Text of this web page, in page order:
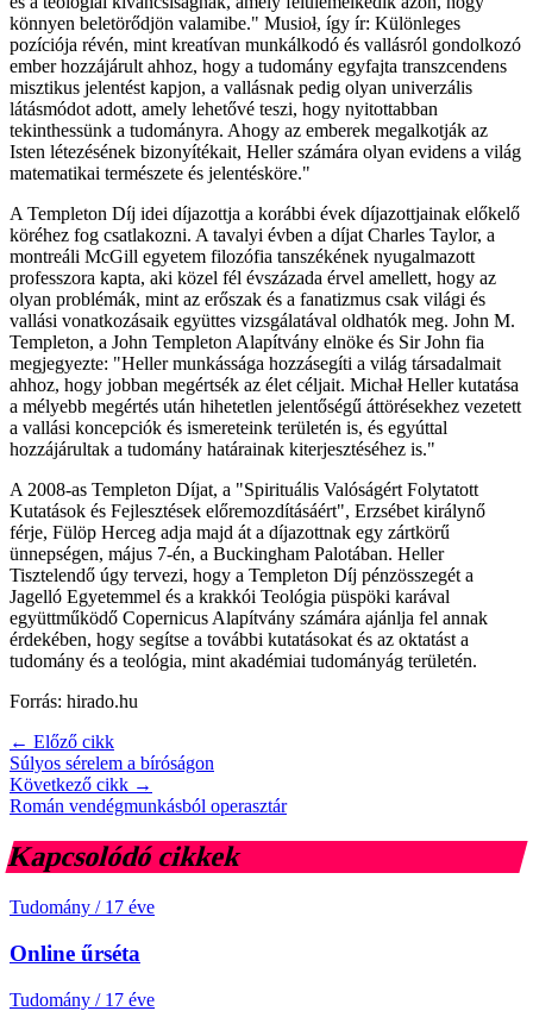
könnyen beletörődjön valamibe." Musioł, így ír: Különleges
pozíciója révén, mint kreatívan munkálkodó és vallásról gondolkozó
ember hozzájárult ahhoz, hogy a tudomány egyfajta transzcendens
misztikus jelentést kapjon, a vallásnak pedig olyan univerzális
látásmódot adott, amely lehetővé teszi, hogy nyitottabban
tekinthessünk a tudományra. Ahogy az emberek megalkotják az
Isten létezésének bizonyítékait, Heller számára olyan evidens a világ
matematikai természete és jelentésköre."
A Templeton Díj idei díjazottja a korábbi évek díjazottjainak előkelő
köréhez fog csatlakozni. A tavalyi évben a díjat Charles Taylor, a
montreáli McGill egyetem filozófia tanszékének nyugalmazott
professzora kapta, aki közel fél évszázada érvel amellett, hogy az
olyan problémák, mint az erőszak és a fanatizmus csak világi és
vallási vonatkozásaik együttes vizsgálatával oldhatók meg. John M.
Templeton, a John Templeton Alapítvány elnöke és Sir John fia
megjegyezte: "Heller munkássága hozzásegíti a világ társadalmait
ahhoz, hogy jobban megértsék az élet céljait. Michał Heller kutatása
a mélyebb megértés után hihetetlen jelentőségű áttörésekhez vezetett
a vallási koncepciók és ismereteink területén is, és egyúttal
hozzájárultak a tudomány határainak kiterjesztéséhez is."
A 2008-as Templeton Díjat, a "Spirituális Valóságért Folytatott
Kutatások és Fejlesztések előremozdításáért", Erzsébet királynő
férje, Fülöp Herceg adja majd át a díjazottnak egy zártkörű
ünnepségen, május 7-én, a Buckingham Palotában. Heller
Tisztelendő úgy tervezi, hogy a Templeton Díj pénzösszegét a
Jagelló Egyetemmel és a krakkói Teológia püspöki karával
együttműködő Copernicus Alapítvány számára ajánlja fel annak
érdekében, hogy segítse a további kutatásokat és az oktatást a
tudomány és a teológia, mint akadémiai tudományág területén.
Forrás: hirado.hu
← Előző cikk
Súlyos sérelem a bíróságon
Következő cikk →
Román vendégmunkásból operasztár
Kapcsolódó cikkek
Tudomány / 17 éve
Online űrséta
Tudomány / 17 éve